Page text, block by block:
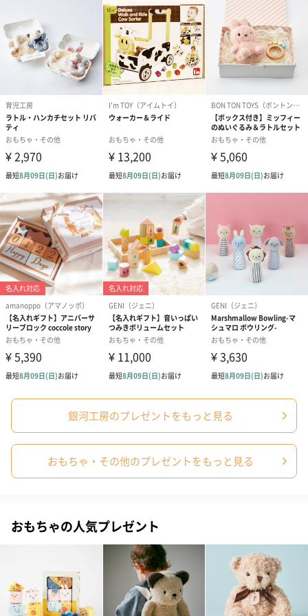
銀河工房のプレゼントをもっと見る
おもちゃ・その他のプレゼントをもっと見る
おもちゃの人気プレゼント